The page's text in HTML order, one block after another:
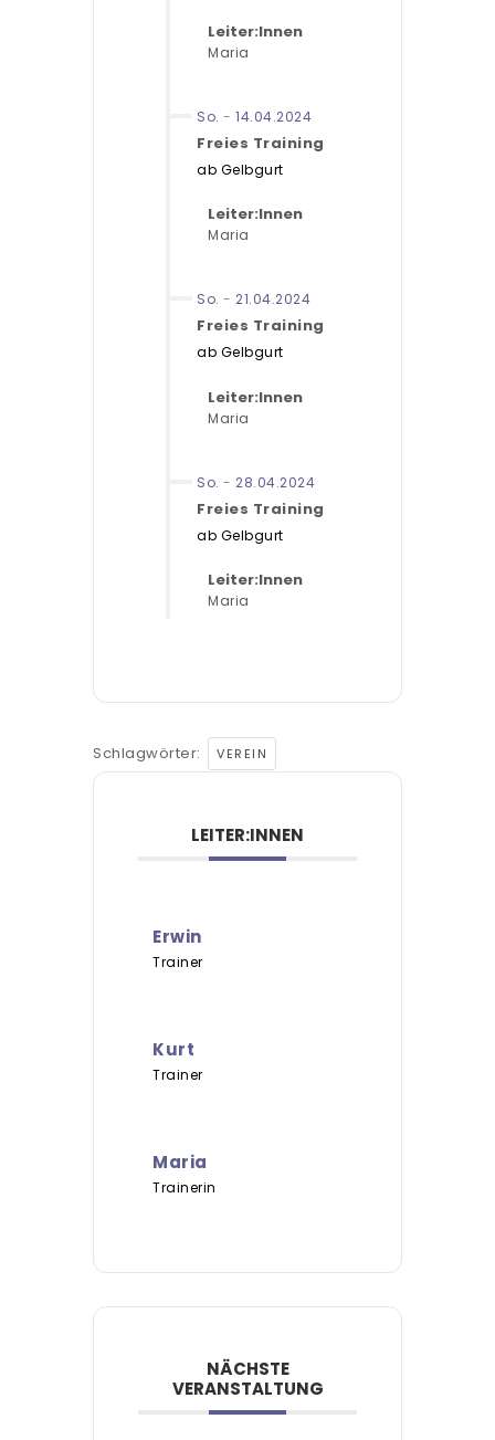
Leiter:Innen
Maria
So. - 14.04.2024
Freies Training
ab Gelbgurt
Leiter:Innen
Maria
So. - 21.04.2024
Freies Training
ab Gelbgurt
Leiter:Innen
Maria
So. - 28.04.2024
Freies Training
ab Gelbgurt
Leiter:Innen
Maria
Schlagwörter: VEREIN
LEITER:INNEN
Erwin
Trainer
Kurt
Trainer
Maria
Trainerin
NÄCHSTE
VERANSTALTUNG